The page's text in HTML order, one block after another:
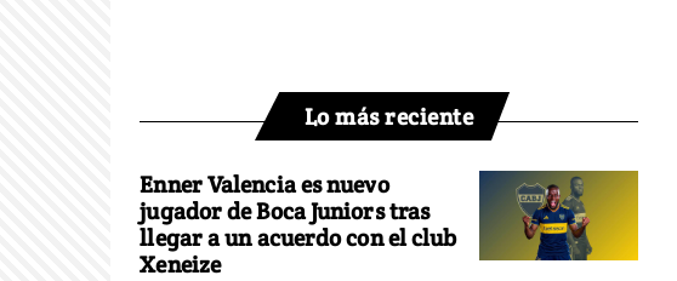
Lo más reciente
Enner Valencia es nuevo
jugador de Boca Juniors tras
llegar a un acuerdo con el club
Xeneize